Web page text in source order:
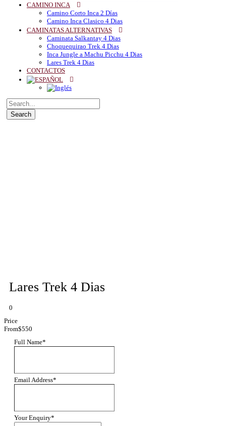
CAMINO INCA
Camino Corto Inca 2 Días
Camino Inca Clasico 4 Dias
CAMINATAS ALTERNATIVAS
Caminata Salkantay 4 Dias
Choquequirao Trek 4 Dias
Inca Jungle a Machu Picchu 4 Dias
Lares Trek 4 Dias
CONTACTOS
Lares Trek 4 Dias
0
Price
From$550
Full Name*
Email Address*
Your Enquiry*